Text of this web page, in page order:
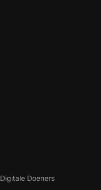
Digitale Doeners